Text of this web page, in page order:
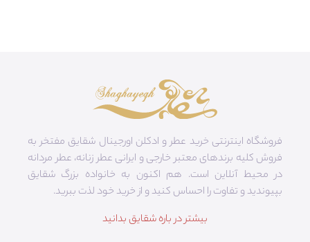
فروشگاه اینترنتی خرید عطر و ادکلن اورجینال شقایق مفتخر به
فروش کلیه برندهای معتبر خارجی و ایرانی عطر زنانه، عطر مردانه
در محیط آنلاین است. هم‌ اکنون به خانواده بزرگ شقایق
بپیوندید و تفاوت را احساس کنید و از خرید خود لذت ببرید.
بیشتر در باره شقایق بدانید